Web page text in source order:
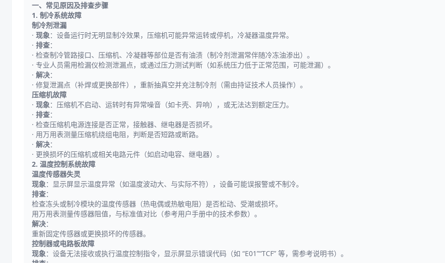
一、常见原因及排查步骤
1. 制冷系统故障
制冷剂泄漏
· 现象：设备运行时无明显制冷效果，压缩机可能异常运转或停机，冷凝器温度异常。
· 排查：
· 检查制冷管路接口、压缩机、冷凝器等部位是否有油渍（制冷剂泄漏常伴随冷冻油渗出）。
· 专业人员需用检漏仪检测泄漏点，或通过压力测试判断（如系统压力低于正常范围，可能泄漏）。
· 解决：
· 修复泄漏点（补焊或更换部件），重新抽真空并充注制冷剂（需由持证技术人员操作）。
压缩机故障
· 现象：压缩机不启动、运转时有异常噪音（如卡壳、异响），或无法达到额定压力。
· 排查：
· 检查压缩机电源连接是否正常，接触器、继电器是否损坏。
· 用万用表测量压缩机绕组电阻，判断是否短路或断路。
· 解决：
· 更换损坏的压缩机或相关电路元件（如启动电容、继电器）。
2. 温度控制系统故障
温度传感器失灵
现象：显示屏显示温度异常（如温度波动大、与实际不符），设备可能误报警或不制冷。
排查：
检查冻头或制冷模块的温度传感器（热电偶或热敏电阻）是否松动、受潮或损坏。
用万用表测量传感器阻值，与标准值对比（参考用户手册中的技术参数）。
解决：
重新固定传感器或更换损坏的传感器。
控制器或电路板故障
现象：设备无法接收或执行温度控制指令，显示屏显示错误代码（如 “E01”“TCF” 等，需参考说明书）。